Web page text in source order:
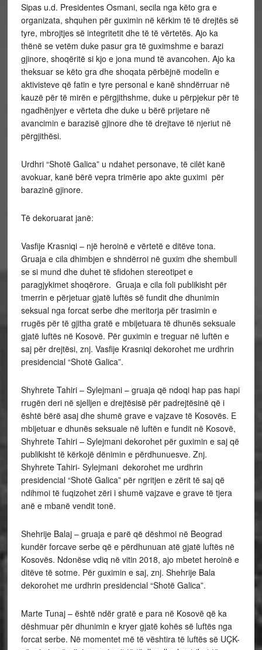
Sipas u.d. Presidentes Osmani, secila nga këto gra e
organizata, shquhen për guximin në kërkim të të drejtës së
tyre, mbrojtjes së integritetit dhe të të vërtetës. Ajo ka
thënë se vetëm duke pasur gra të guximshme e barazi
gjinore, shoqëritë si kjo e jona mund të avancohen. Ajo ka
theksuar se këto gra dhe shoqata përbëjnë modelin e
aktivisteve që fatin e tyre personal e kanë shndërruar në
kauzë për të mirën e përgjithshme, duke u përpjekur për të
ngadhënjyer e vërteta dhe duke u bërë prijetare në
avancimin e barazisë gjinore dhe të drejtave të njeriut në
përgjithësi.
Urdhri “Shotë Galica” u ndahet personave, të cilët kanë
avokuar, kanë bërë vepra trimërie apo akte guximi për
barazinë gjinore.
Të dekoruarat janë:
Vasfije Krasniqi – një heroinë e vërtetë e ditëve tona.
Gruaja e cila dhimbjen e shndërroi në guxim dhe shembull
se si mund dhe duhet të sfidohen stereotipet e
paragjykimet shoqërore. Gruaja e cila foli publikisht për
tmerrin e përjetuar gjatë luftës së fundit dhe dhunimin
seksual nga forcat serbe dhe meritorja për trasimin e
rrugës për të gjitha gratë e mbijetuara të dhunës seksuale
gjatë luftës në Kosovë. Për guximin e treguar në luftën e
saj për drejtësi, znj. Vasfije Krasniqi dekorohet me urdhrin
presidencial “Shotë Galica”.
Shyhrete Tahiri – Sylejmani – gruaja që ndoqi hap pas hapi
rrugën deri në sjelljen e drejtësisë për padrejtësinë që i
është bërë asaj dhe shumë grave e vajzave të Kosovës. E
mbijetuar e dhunës seksuale në luftën e fundit në Kosovë,
Shyhrete Tahiri – Sylejmani dekorohet për guximin e saj që
publikisht të kërkojë dënimin e përdhunuesve. Znj.
Shyhrete Tahiri- Sylejmani dekorohet me urdhrin
presidencial “Shotë Galica” për ngritjen e zërit të saj që
ndihmoi të fuqizohet zëri i shumë vajzave e grave të tjera
anë e mbanë vendit tonë.
Shehrije Balaj – gruaja e parë që dëshmoi në Beograd
kundër forcave serbe që e përdhunuan atë gjatë luftës në
Kosovës. Ndonëse vdiq në vitin 2018, ajo mbetet heroinë e
ditëve të sotme. Për guximin e saj, znj. Shehrije Bala
dekorohet me urdhrin presidencial “Shotë Galica”.
Marte Tunaj – është ndër gratë e para në Kosovë që ka
dëshmuar për dhunimin e kryer gjatë kohës së luftës nga
forcat serbe. Në momentet më të vështira të luftës së UÇK-